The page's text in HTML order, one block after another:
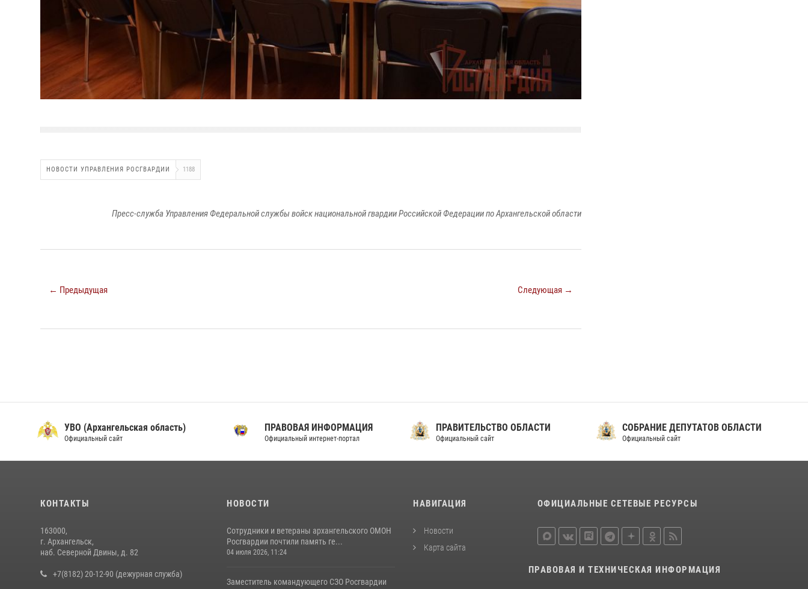
НОВОСТИ УПРАВЛЕНИЯ РОСГВАРДИИ 1188
Пресс-служба Управления Федеральной службы войск национальной гвардии Российской Федерации по Архангельской области
← Предыдущая Следующая →
УВО (Архангельская область)
Официальный сайт
ПРАВОВАЯ ИНФОРМАЦИЯ
Официальный интернет-портал
ПРАВИТЕЛЬСТВО ОБЛАСТИ
Официальный сайт
СОБРАНИЕ ДЕПУТАТОВ ОБЛАСТИ
Официальный сайт
КОНТАКТЫ
163000,
г. Архангельск,
наб. Северной Двины, д. 82
+7(8182) 20-12-90 (дежурная служба)
НОВОСТИ
Сотрудники и ветераны архангельского ОМОН
Росгвардии почтили память ге...
04 июля 2026, 11:24
Заместитель командующего СЗО Росгвардии
НАВИГАЦИЯ
Новости
Карта сайта
ОФИЦИАЛЬНЫЕ СЕТЕВЫЕ РЕСУРСЫ
ПРАВОВАЯ И ТЕХНИЧЕСКАЯ ИНФОРМАЦИЯ